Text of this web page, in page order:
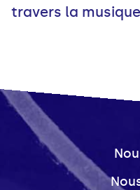
travers la